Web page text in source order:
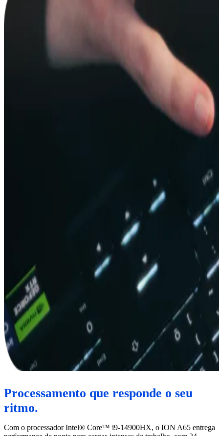
Processamento que responde o seu
ritmo.
Com o processador Intel® Core™ i9-14900HX, o ION A65 entrega